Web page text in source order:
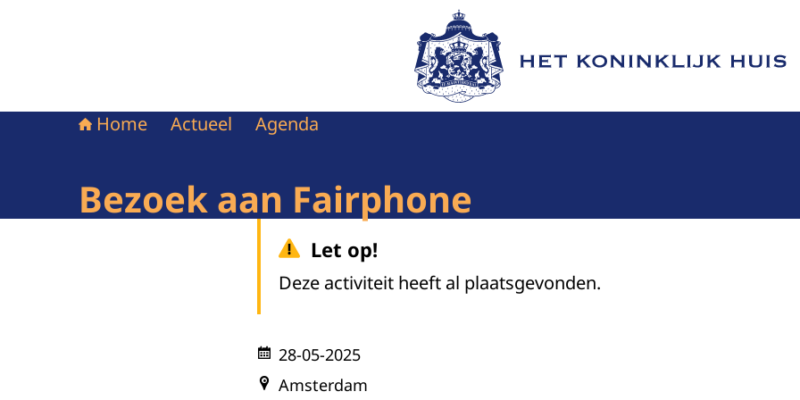
Naar de homepage van Het Koninklijk Huis
Home Actueel Agenda
Bezoek aan Fairphone
Let op!
Deze activiteit heeft al plaatsgevonden.
28-05-2025
Amsterdam